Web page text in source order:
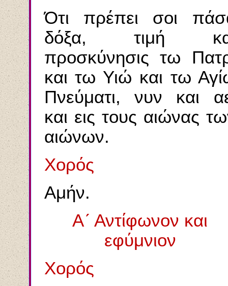
Ότι πρέπει σοι
δόξα, τιμή
προσκύνησις τω
και τω Υιώ και τω
Πνεύματι, νυν και
και εις τους αιώνας
αιώνων.
Χορός
Αμήν.
Α´ Αντίφωνον και
εφύμνιον
Χορός